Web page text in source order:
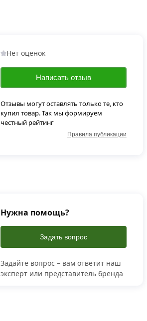
Нет оценок
Написать отзыв
Отзывы могут оставлять только те, кто
купил товар. Так мы формируем
честный рейтинг
Правила публикации
Нужна помощь?
Задать вопрос
Задайте вопрос – вам ответит наш
эксперт или представитель бренда